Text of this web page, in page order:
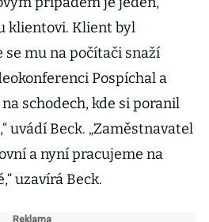
klientovi. Klient byl
se mu na počítači snaží
Pospíchal a
schodech, kde si poranil
uvádí Beck. „Zaměstnavatel
a nyní pracujeme na
uzavírá Beck.